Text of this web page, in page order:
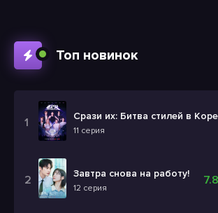
Топ новинок
Срази их: Битва стилей в
11 серия
Завтра снова на работу!
12 серия
7.8